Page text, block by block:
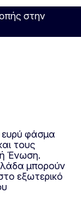
στην
ευρύ φάσμα
τους
Ένωση.
μπορούν
εξωτερικό